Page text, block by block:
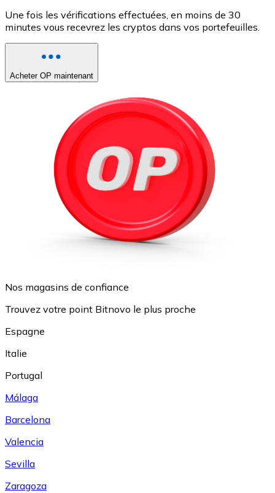
Une fois les vérifications effectuées, en moins de 30
minutes vous recevrez les cryptos dans vos portefeuilles.
Acheter OP maintenant
Nos magasins de confiance
Trouvez votre point Bitnovo le plus proche
Espagne
Italie
Portugal
Málaga
Barcelona
Valencia
Sevilla
Zaragoza